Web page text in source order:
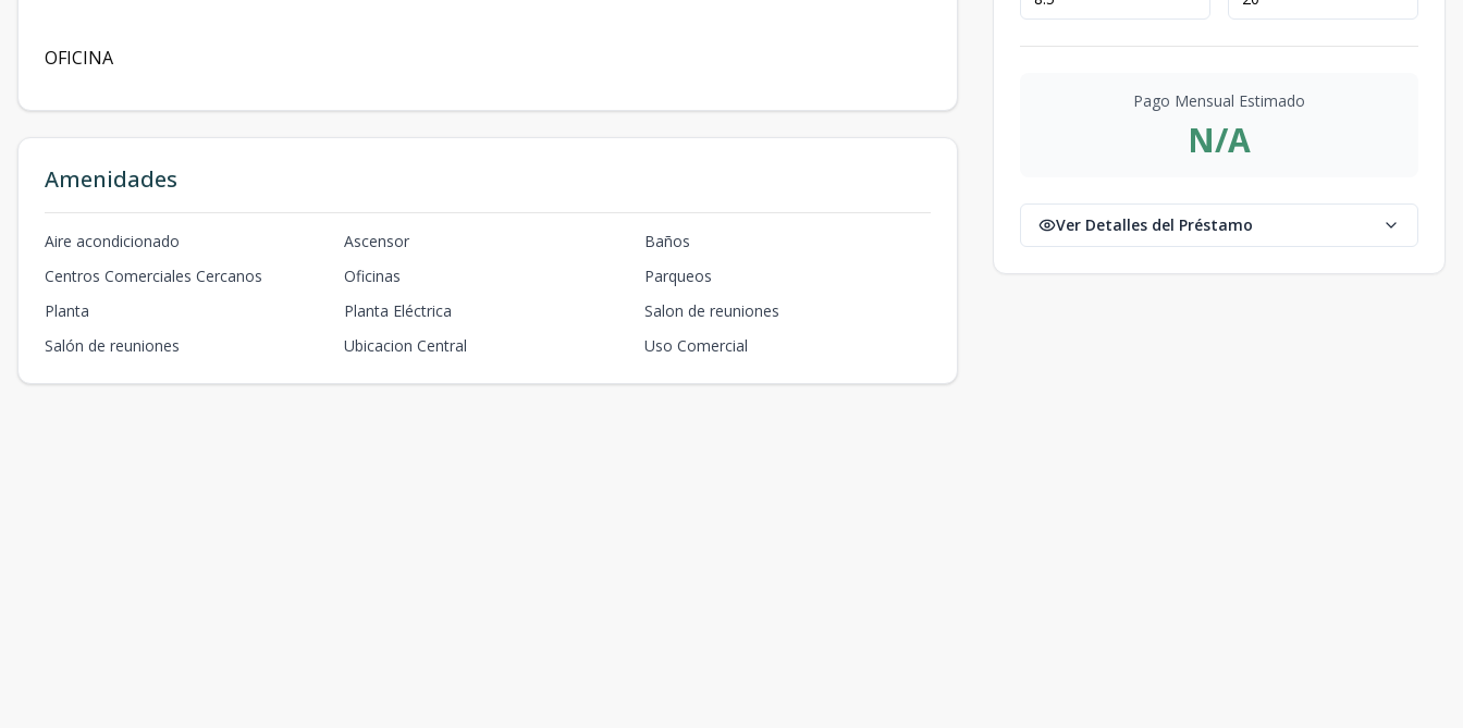
OFICINA
Amenidades
Aire acondicionado Ascensor
Baños
Centros Comerciales Cercanos
Oficinas
Parqueos
Planta
Planta Eléctrica
Salon de reuniones
Salón de reuniones
Ubicacion Central Uso Comercial
Pago Mensual Estimado
N/A
Ver Detalles del Préstamo